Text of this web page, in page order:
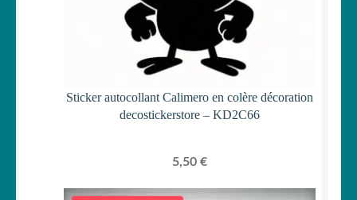
Sticker autocollant Calimero en colère décoration
decostickerstore – KD2C66
5,50 €